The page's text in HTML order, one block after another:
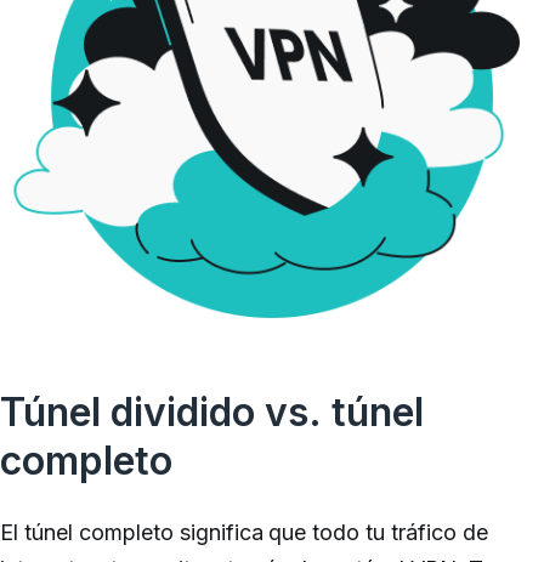
Túnel dividido vs. túnel
completo
El túnel completo significa que todo tu tráfico de